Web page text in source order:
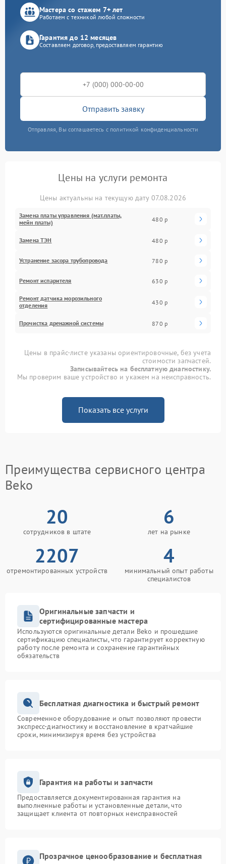
Мастера со стажем 7+ лет
Работаем с техникой любой сложности
Гарантия до 12 месяцев
Составляем договор, предоставляем гарантию
Отправить заявку
Отправляя, Вы соглашаетесь с политикой конфиденциальности
Цены на услуги ремонта
Цены актуальны на текущую дату 07.08.2026
Замена платы управления (мат.платы,
мейн платы)
480 р
Замена ТЭН 480 р
Устранение засора трубопровода 780 р
Ремонт испарителя 630 р
Ремонт датчика морозильного
отделения
430 р
Прочистка дренажной системы 870 р
Цены в прайс-листе указаны ориентировочные, без учета
стоимости запчастей.
Записывайтесь на бесплатную диагностику.
Мы проверим ваше устройство и укажем на неисправность.
Показать все услуги
Преимущества сервисного центра
Beko
20
сотрудников в штате
6
лет на рынке
2207
отремонтированных устройств
4
минимальный опыт работы
специалистов
Оригинальные запчасти и
сертифицированные мастера
Используются оригинальные детали Beko и прошедшие
сертификацию специалисты, что гарантирует корректную
работу после ремонта и сохранение гарантийных
обязательств
Бесплатная диагностика и быстрый ремонт
Современное оборудование и опыт позволяют провести
экспресс-диагностику и восстановление в кратчайшие
сроки, минимизируя время без устройства
Гарантия на работы и запчасти
Предоставляется документированная гарантия на
выполненные работы и установленные детали, что
защищает клиента от повторных неисправностей
Прозрачное ценообразование и бесплатная